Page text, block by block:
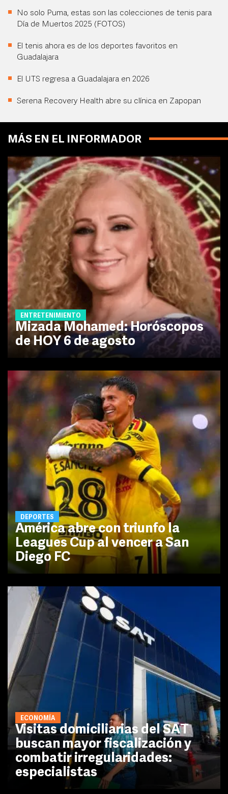
No solo Puma, estas son las colecciones de tenis para
Día de Muertos 2025 (FOTOS)
El tenis ahora es de los deportes favoritos en
Guadalajara
El UTS regresa a Guadalajara en 2026
Serena Recovery Health abre su clínica en Zapopan
MÁS EN EL INFORMADOR
ENTRETENIMIENTO
Mizada Mohamed: Horóscopos
de HOY 6 de agosto
DEPORTES
América abre con triunfo la
Leagues Cup al vencer a San
Diego FC
ECONOMÍA
Visitas domiciliarias del SAT
buscan mayor fiscalización y
combatir irregularidades:
especialistas